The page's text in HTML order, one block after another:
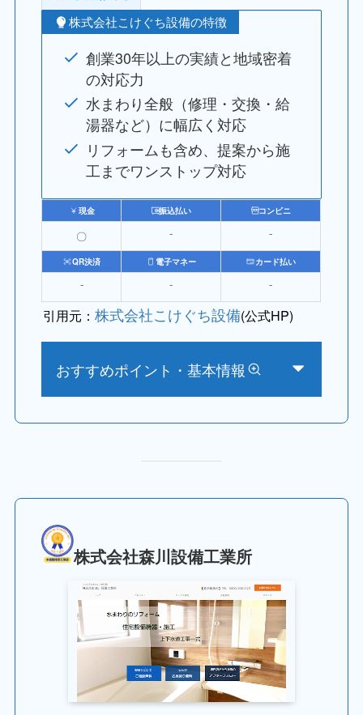
株式会社こけぐち設備の特徴
創業30年以上の実績と地域密着
の対応力
水まわり全般（修理・交換・給
湯器など）に幅広く対応
リフォームも含め、提案から施
工までワンストップ対応
現金 振込払い コンビニ
〇 ⁻ ⁻
QR決済 電子マネー カード払い
⁻ ⁻ ⁻
引用元：株式会社こけぐち設備(公式HP)
おすすめポイント・基本情報
株式会社森川設備工業所